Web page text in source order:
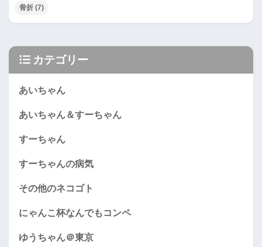
骨折 (7)
カテゴリー
あいちゃん
あいちゃん＆すーちゃん
すーちゃん
すーちゃんの病気
その他のネコゴト
にゃんこ杯なんでもコンペ
ゆうちゃん＠東京